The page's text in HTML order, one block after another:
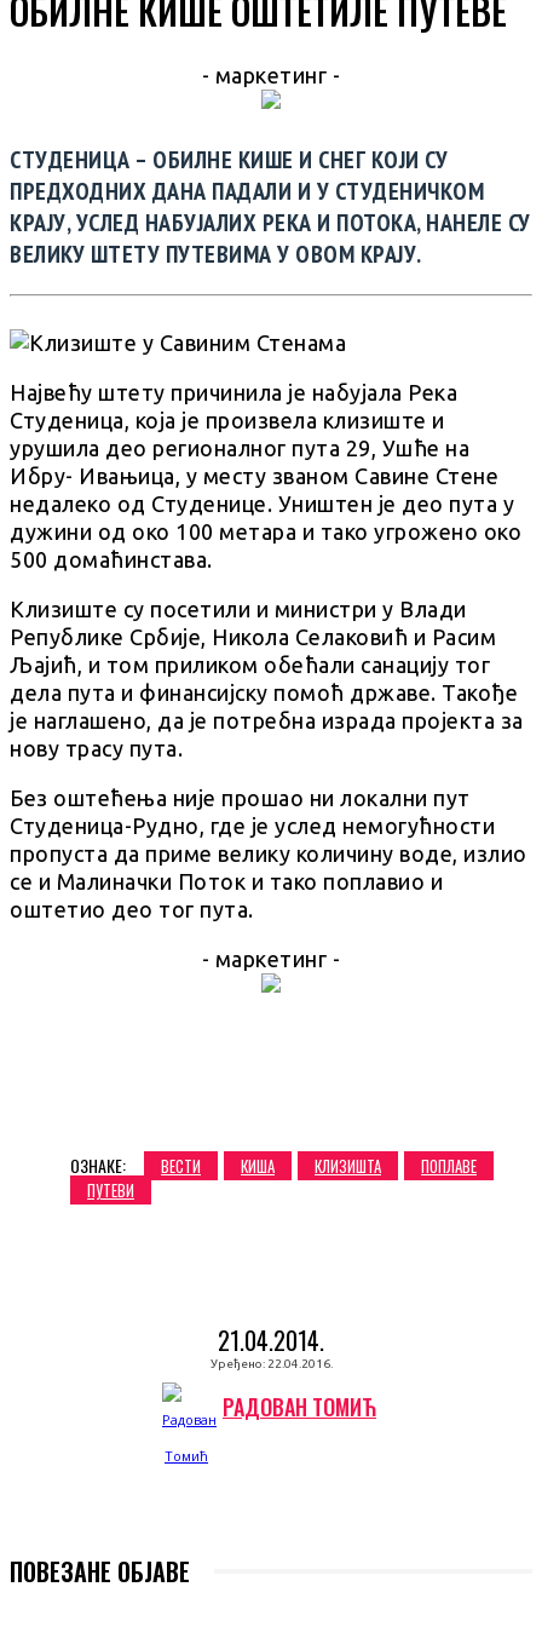
- маркетинг -
СТУДЕНИЦА – ОБИЛНЕ КИШЕ И СНЕГ КОЈИ СУ
ПРЕДХОДНИХ ДАНА ПАДАЛИ И У СТУДЕНИЧКОМ
КРАЈУ, УСЛЕД НАБУЈАЛИХ РЕКА И ПОТОКА, НАНЕЛЕ СУ
ВЕЛИКУ ШТЕТУ ПУТЕВИМА У ОВОМ КРАЈУ.
Највећу штету причинила је набујала Река
Студеница, која је произвела клизиште и
урушила део регионалног пута 29, Ушће на
Ибру- Ивањица, у месту званом Савине Стене
недалеко од Студенице. Уништен је део пута у
дужини од око 100 метара и тако угрожено око
500 домаћинстава.
Клизиште су посетили и министри у Влади
Републике Србије, Никола Селаковић и Расим
Љајић, и том приликом обећали санацију тог
дела пута и финансијску помоћ државе. Такође
је наглашено, да је потребна израда пројекта за
нову трасу пута.
Без оштећења није прошао ни локални пут
Студеница-Рудно, где је услед немогућности
пропуста да приме велику количину воде, излио
се и Малиначки Поток и тако поплавио и
оштетио део тог пута.
- маркетинг -
ОЗНАКЕ: ВЕСТИ КИША КЛИЗИШТА
ПОПЛАВЕ
ПУТЕВИ
21.04.2014.
Уређено: 22.04.2016.
РАДОВАН ТОМИЋ
ПОВЕЗАНЕ ОБЈАВЕ